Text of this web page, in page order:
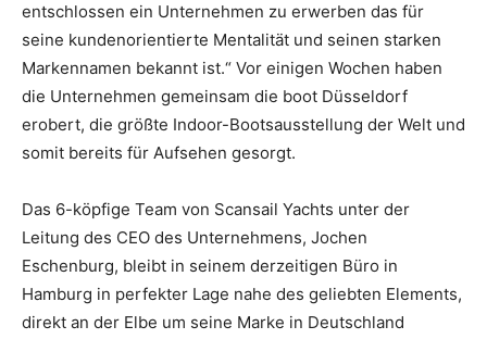
entschlossen ein Unternehmen zu erwerben das für
seine kundenorientierte Mentalität und seinen starken
Markennamen bekannt ist.“ Vor einigen Wochen haben
die Unternehmen gemeinsam die boot Düsseldorf
erobert, die größte Indoor-Bootsausstellung der Welt und
somit bereits für Aufsehen gesorgt.
Das 6-köpfige Team von Scansail Yachts unter der
Leitung des CEO des Unternehmens, Jochen
Eschenburg, bleibt in seinem derzeitigen Büro in
Hamburg in perfekter Lage nahe des geliebten Elements,
direkt an der Elbe um seine Marke in Deutschland